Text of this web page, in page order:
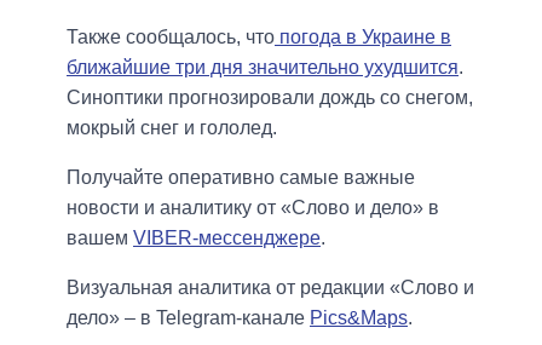
Также сообщалось, что погода в Украине в
ближайшие три дня значительно ухудшится.
Синоптики прогнозировали дождь со снегом,
мокрый снег и гололед.
Получайте оперативно самые важные
новости и аналитику от «Слово и дело» в
вашем VIBER-мессенджере.
Визуальная аналитика от редакции «Слово и
дело» – в Telegram-канале Pics&Maps.